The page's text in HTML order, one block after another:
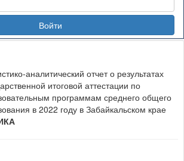
Войти
аналитический отчет о результатах
итоговой аттестации по
программам среднего общего
в 2022 году в Забайкальском крае